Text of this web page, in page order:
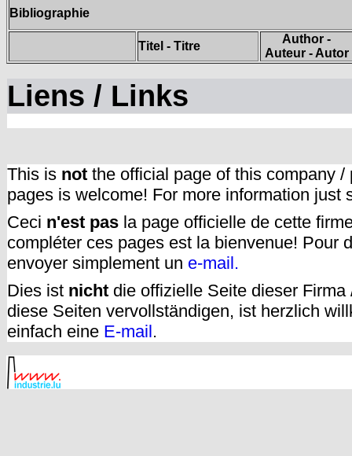
Bibliographie
Titel - Titre
Author -
Auteur - Autor
Liens / Links
This is not the official page of this company
pages is welcome! For more information just
Ceci n'est pas la page officielle de cette
compléter ces pages est la bienvenue! Pour
envoyer simplement un e-mail.
Dies ist nicht die offizielle Seite dieser
diese Seiten vervollständigen, ist herzlich
einfach eine E-mail.